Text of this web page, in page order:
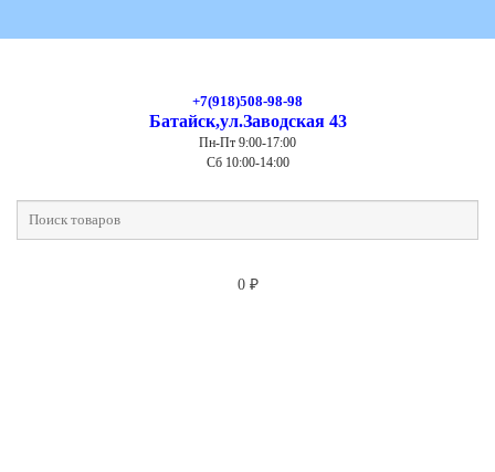
+7(918)508-98-98
Батайск,ул.Заводская 43
Пн-Пт 9:00-17:00
Сб 10:00-14:00
0 ₽